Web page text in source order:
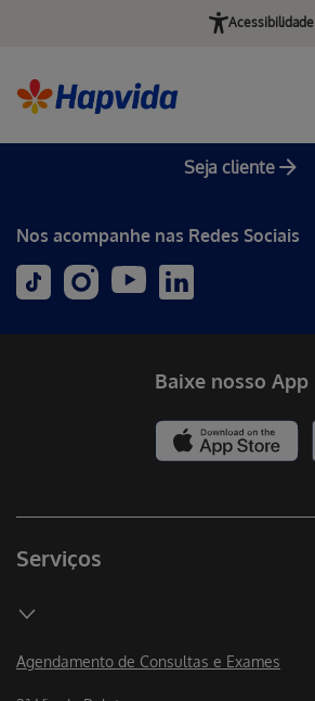
Acessibilidade
Seja cliente
Nos acompanhe nas Redes Sociais
Serviços
Agendamento de Consultas e Exames
Baixe nosso App